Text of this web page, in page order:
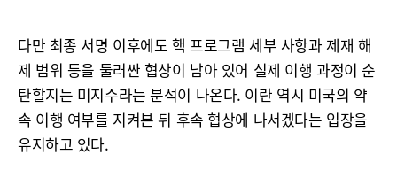
다만 최종 서명 이후에도 핵 프로그램 세부 사항과 제재 해
제 범위 등을 둘러싼 협상이 남아 있어 실제 이행 과정이 순
탄할지는 미지수라는 분석이 나온다. 이란 역시 미국의 약
속 이행 여부를 지켜본 뒤 후속 협상에 나서겠다는 입장을
유지하고 있다.